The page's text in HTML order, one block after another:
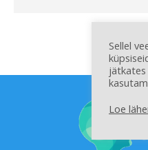
Sellel
jätkates
Loe